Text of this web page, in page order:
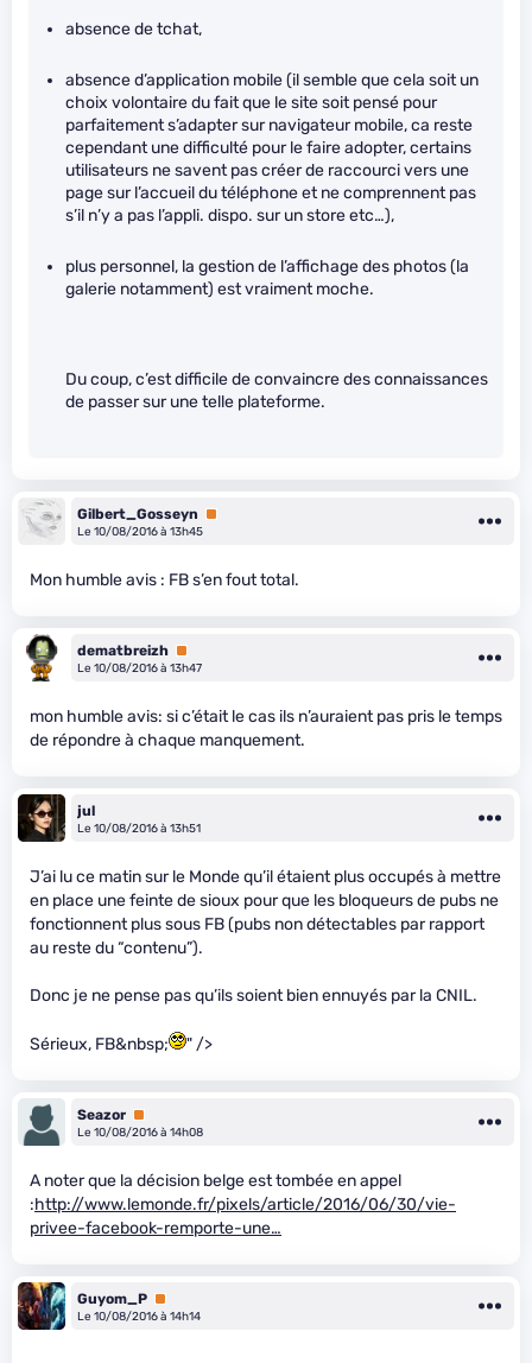
absence de tchat,
absence d’application mobile (il semble que cela soit un
choix volontaire du fait que le site soit pensé pour
parfaitement s’adapter sur navigateur mobile, ca reste
cependant une difficulté pour le faire adopter, certains
utilisateurs ne savent pas créer de raccourci vers une
page sur l’accueil du téléphone et ne comprennent pas
s’il n’y a pas l’appli. dispo. sur un store etc…),
plus personnel, la gestion de l’affichage des photos (la
galerie notamment) est vraiment moche.
Du coup, c’est difficile de convaincre des connaissances
de passer sur une telle plateforme.
Gilbert_Gosseyn
Premium
Le 10/08/2016 à 13h45
Mon humble avis : FB s’en fout total.
dematbreizh Premium
Le 10/08/2016 à 13h47
mon humble avis: si c’était le cas ils n’auraient pas pris le temps
de répondre à chaque manquement.
jul
Le 10/08/2016 à 13h51
J’ai lu ce matin sur le Monde qu’il étaient plus occupés à mettre
en place une feinte de sioux pour que les bloqueurs de pubs ne
fonctionnent plus sous FB (pubs non détectables par rapport
au reste du “contenu”).
Donc je ne pense pas qu’ils soient bien ennuyés par la CNIL.
Sérieux, FB&nbsp; " />
Seazor Premium
Le 10/08/2016 à 14h08
A noter que la décision belge est tombée en appel
:http://www.lemonde.fr/pixels/article/2016/06/30/vie-
privee-facebook-remporte-une…
Guyom_P Premium
Le 10/08/2016 à 14h14